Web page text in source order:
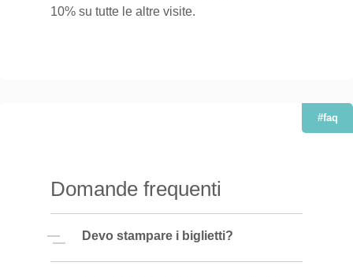
10% su tutte le altre visite.
#faq
Domande frequenti
Devo stampare i biglietti?